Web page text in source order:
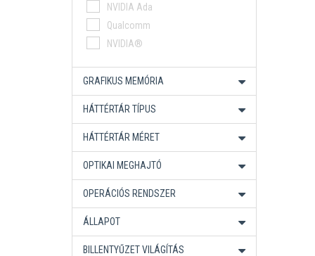
AMD Ryzen 5 Pro
Snapdragon X
AMD Ryzen AI 9 HX Pro
Intel Core 9
Intel Core Ultra X7
NVIDIA Ada
Qualcomm
NVIDIA®
GRAFIKUS MEMÓRIA
HÁTTÉRTÁR TÍPUS
HÁTTÉRTÁR MÉRET
OPTIKAI MEGHAJTÓ
OPERÁCIÓS RENDSZER
ÁLLAPOT
BILLENTYŰZET VILÁGÍTÁS